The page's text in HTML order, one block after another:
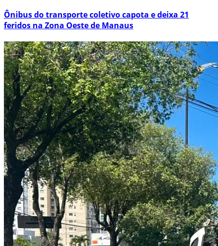
Ônibus do transporte coletivo capota e deixa 21
feridos na Zona Oeste de Manaus